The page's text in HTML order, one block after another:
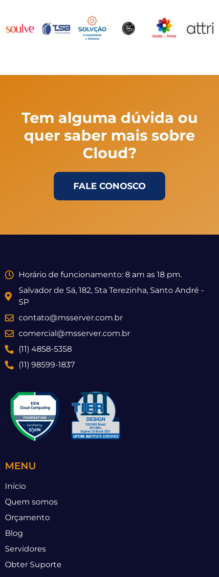
Tem alguma dúvida ou
quer saber mais sobre
Cloud?
FALE CONOSCO
Horário de funcionamento: 8 am as 18 pm.
Salvador de Sá, 182, Sta Terezinha, Santo André -
SP
contato@msserver.com.br
comercial@msserver.com.br
(11) 4858-5358
(11) 98599-1837
MENU
Início
Quem somos
Orçamento
Blog
Servidores
Obter Suporte